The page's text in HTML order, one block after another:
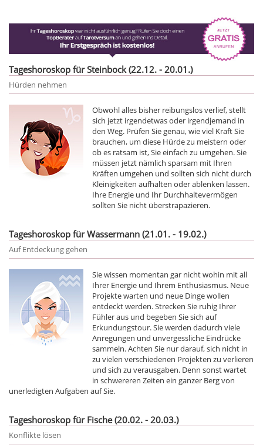
Tageshoroskop für Steinbock (22.12. - 20.01.)
Hürden nehmen
Obwohl alles bisher reibungslos verlief, stellt
sich jetzt irgendetwas oder irgendjemand in
den Weg. Prüfen Sie genau, wie viel Kraft Sie
brauchen, um diese Hürde zu meistern oder
ob es ratsam ist, Sie einfach zu umgehen. Sie
müssen jetzt nämlich sparsam mit Ihren
Kräften umgehen und sollten sich nicht durch
Kleinigkeiten aufhalten oder ablenken lassen.
Ihre Energie und Ihr Durchhaltevermögen
sollten Sie nicht überstrapazieren.
Tageshoroskop für Wassermann (21.01. - 19.02.)
Auf Entdeckung gehen
Sie wissen momentan gar nicht wohin mit all
Ihrer Energie und Ihrem Enthusiasmus. Neue
Projekte warten und neue Dinge wollen
entdeckt werden. Strecken Sie ruhig Ihrer
Fühler aus und begeben Sie sich auf
Erkundungstour. Sie werden dadurch viele
Anregungen und unvergessliche Eindrücke
sammeln. Achten Sie nur darauf, sich nicht in
zu vielen verschiedenen Projekten zu verlieren
und sich zu verausgaben. Denn sonst wartet
in schwereren Zeiten ein ganzer Berg von
unerledigten Aufgaben auf Sie.
Tageshoroskop für Fische (20.02. - 20.03.)
Konflikte lösen